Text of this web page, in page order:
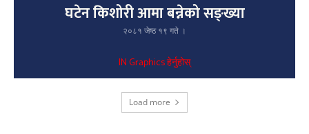
घटेन किशोरी आमा बन्नेको सङ्ख्या
२०८१ जेष्ठ १९ गते ।
IN Graphics हेर्नुहोस्
Load more